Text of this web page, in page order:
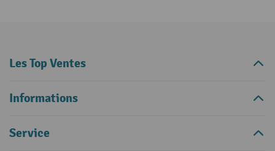
Les Top Ventes
Informations
Service